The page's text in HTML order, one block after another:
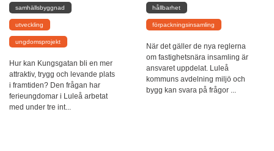
samhällsbyggnad
utveckling
ungdomsprojekt
Hur kan Kungsgatan bli en mer
attraktiv, trygg och levande plats
i framtiden? Den frågan har
ferieungdomar i Luleå arbetat
med under tre int...
hållbarhet
förpackningsinsamling
När det gäller de nya reglerna
om fastighetsnära insamling är
ansvaret uppdelat. Luleå
kommuns avdelning miljö och
bygg kan svara på frågor ...